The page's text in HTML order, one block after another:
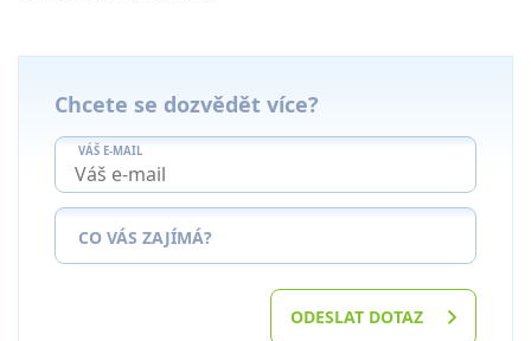
Chcete se dozvědět více?
VÁŠ E-MAIL
CO VÁS ZAJÍMÁ?
ODESLAT DOTAZ